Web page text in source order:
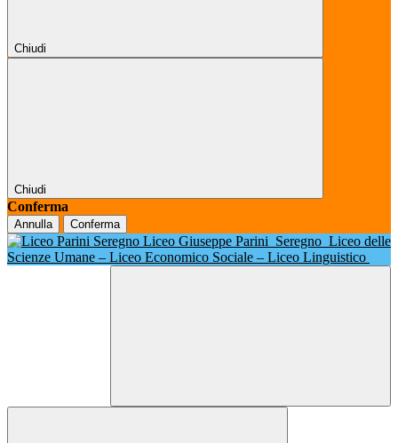
Chiudi
Chiudi
Conferma
Annulla Conferma
Liceo Giuseppe Parini Seregno Liceo delle
Scienze Umane – Liceo Economico Sociale – Liceo Linguistico